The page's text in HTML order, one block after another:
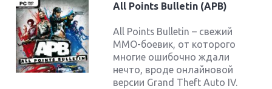
All Points Bulletin (APB)
All Points Bulletin – свежий
MMO-боевик, от которого
многие ошибочно ждали
нечто, вроде онлайновой
версии Grand Theft Auto IV.